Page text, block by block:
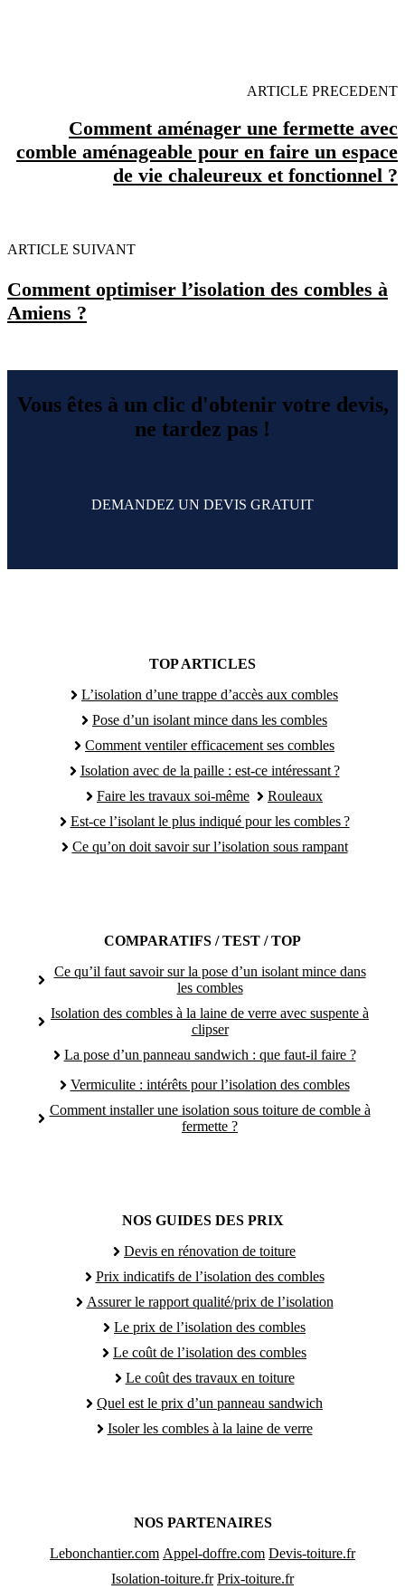
ARTICLE PRECEDENT
Comment aménager une fermette avec
comble aménageable pour en faire un espace
de vie chaleureux et fonctionnel ?
ARTICLE SUIVANT
Comment optimiser l’isolation des combles à
Amiens ?
Vous êtes à un clic d'obtenir votre devis,
ne tardez pas !
DEMANDEZ UN DEVIS GRATUIT
TOP ARTICLES
L’isolation d’une trappe d’accès aux combles
Pose d’un isolant mince dans les combles
Comment ventiler efficacement ses combles
Isolation avec de la paille : est-ce intéressant ?
Faire les travaux soi-même
Rouleaux
Est-ce l’isolant le plus indiqué pour les combles ?
Ce qu’on doit savoir sur l’isolation sous rampant
COMPARATIFS / TEST / TOP
Ce qu’il faut savoir sur la pose d’un isolant mince dans
les combles
Isolation des combles à la laine de verre avec suspente à
clipser
La pose d’un panneau sandwich : que faut-il faire ?
Vermiculite : intérêts pour l’isolation des combles
Comment installer une isolation sous toiture de comble à
fermette ?
NOS GUIDES DES PRIX
Devis en rénovation de toiture
Prix indicatifs de l’isolation des combles
Assurer le rapport qualité/prix de l’isolation
Le prix de l’isolation des combles
Le coût de l’isolation des combles
Le coût des travaux en toiture
Quel est le prix d’un panneau sandwich
Isoler les combles à la laine de verre
NOS PARTENAIRES
Lebonchantier.com Appel-doffre.com Devis-toiture.fr
Isolation-toiture.fr Prix-toiture.fr